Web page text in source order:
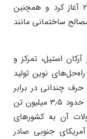
فعالیت خود را از سال ۲۰۲۰ آغاز کرد و همچنین
ساختمانی مانند
استیل، تمرکز و
نوین تولید
چندانی در برابر
فولاد مبارکه نداشته و در حال حاضر، حدود ۳٫۵ میلیون تن
آن به کشورهای
جنوبی صادر